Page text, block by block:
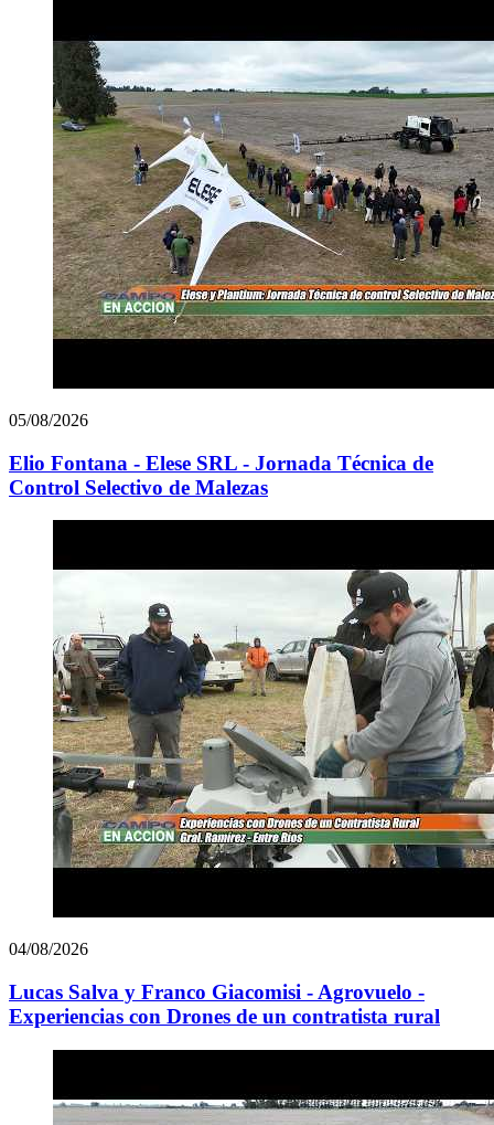
05/08/2026
Elio Fontana - Elese SRL - Jornada Técnica de
Control Selectivo de Malezas
04/08/2026
Lucas Salva y Franco Giacomisi - Agrovuelo -
Experiencias con Drones de un contratista rural